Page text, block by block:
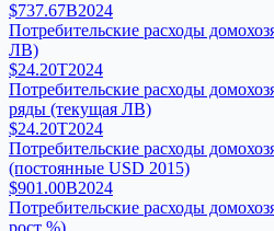
$737.67B2024
Потребительские расходы
ЛВ)
$24.20T2024
Потребительские расходы
ряды (текущая ЛВ)
$24.20T2024
Потребительские расходы
(постоянные USD 2015)
$901.00B2024
Потребительские расходы
рост %)